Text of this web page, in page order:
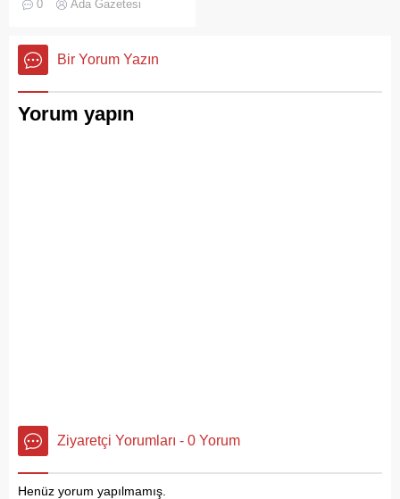
haksız işgallerin önüne
çaplı bir denetim
operasyonu başlatıldı.
0 Ada Gazetesi
Bir Yorum Yazın
Yorum yapın
Ziyaretçi Yorumları - 0 Yorum
Henüz yorum yapılmamış.